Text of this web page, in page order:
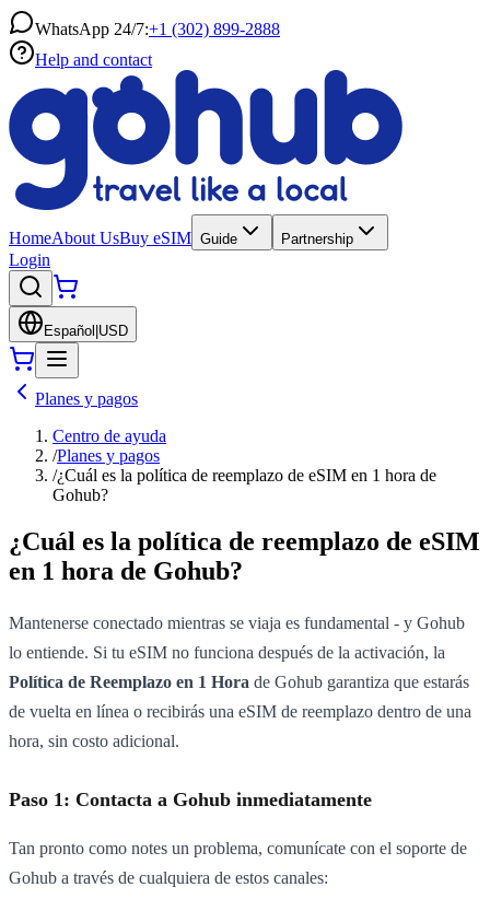
WhatsApp 24/7:+1 (302) 899-2888
Help and contact
HomeAbout UsBuy eSIM Guide Partnership
Login
Español USD
Planes y pagos
Centro de ayuda
/Planes y pagos
/¿Cuál es la política de reemplazo de eSIM en 1 hora de
Gohub?
¿Cuál es la política de reemplazo de eSIM
en 1 hora de Gohub?
Mantenerse conectado mientras se viaja es fundamental - y Gohub
lo entiende. Si tu eSIM no funciona después de la activación, la
Política de Reemplazo en 1 Hora de Gohub garantiza que estarás
de vuelta en línea o recibirás una eSIM de reemplazo dentro de una
hora, sin costo adicional.
Paso 1: Contacta a Gohub inmediatamente
Tan pronto como notes un problema, comunícate con el soporte de
Gohub a través de cualquiera de estos canales: